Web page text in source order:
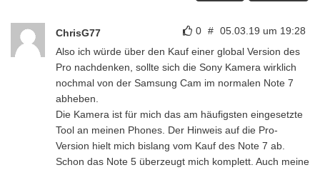
0 # 05.03.19 um 19:28
ChrisG77
Also ich würde über den Kauf einer global Version des
Pro nachdenken, sollte sich die Sony Kamera wirklich
nochmal von der Samsung Cam im normalen Note 7
abheben.
Die Kamera ist für mich das am häufigsten eingesetzte
Tool an meinen Phones. Der Hinweis auf die Pro-
Version hielt mich bislang vom Kauf des Note 7 ab.
Schon das Note 5 überzeugt mich komplett. Auch meine